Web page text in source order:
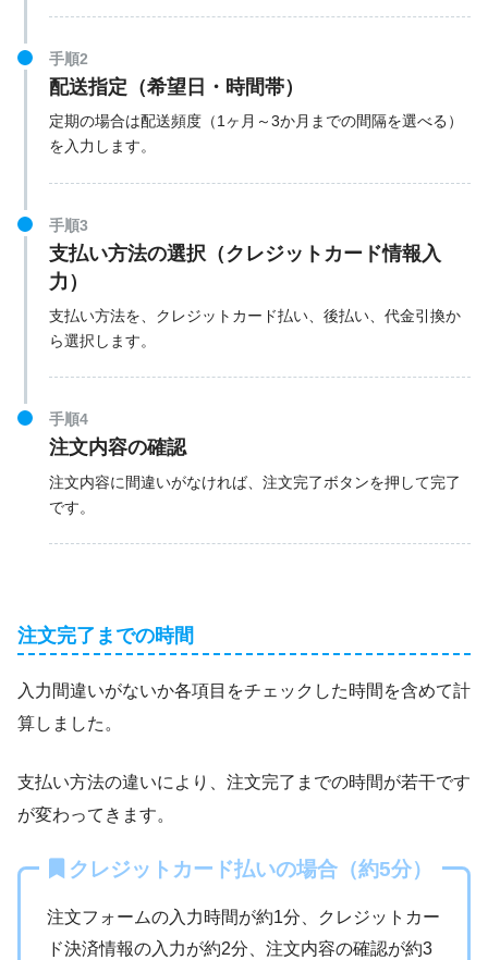
手順2
配送指定（希望日・時間帯）
定期の場合は配送頻度（1ヶ月～3か月までの間隔を選べる）
を入力します。
手順3
支払い方法の選択（クレジットカード情報入
力）
支払い方法を、クレジットカード払い、後払い、代金引換か
ら選択します。
手順4
注文内容の確認
注文内容に間違いがなければ、注文完了ボタンを押して完了
です。
注文完了までの時間
入力間違いがないか各項目をチェックした時間を含めて計
算しました。
支払い方法の違いにより、注文完了までの時間が若干です
が変わってきます。
クレジットカード払いの場合（約5分）
注文フォームの入力時間が約1分、クレジットカー
ド決済情報の入力が約2分、注文内容の確認が約3